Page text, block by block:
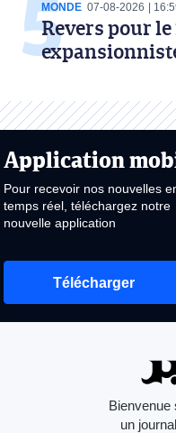
MONDE 07-08-2026
Revers pour
Application
Pour recevoir nos nouvelles
temps réel, téléchargez notre
nouvelle application
Télécharger
Bienvenue
un